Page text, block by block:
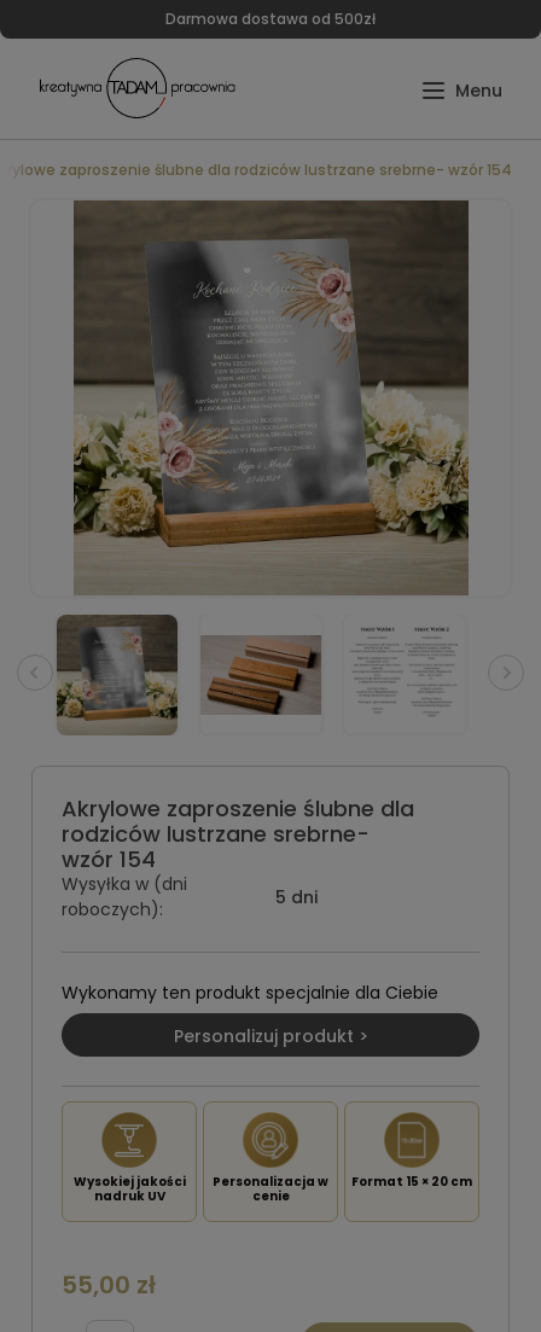
Darmowa dostawa od 500zł
zaproszenie ślubne dla rodziców lustrzane srebrne- wzór 154
Akrylowe zaproszenie ślubne dla
rodziców lustrzane srebrne-
wzór 154
Wysyłka w (dni
roboczych):
5 dni
Wykonamy ten produkt specjalnie dla Ciebie
Personalizuj produkt >
Wysokiej jakości
nadruk UV
Personalizacja w
cenie
Format 15 × 20 cm
55,00 zł